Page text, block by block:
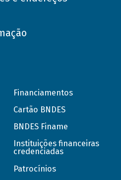
Financiamentos
Cartão BNDES
BNDES Finame
Instituições financeiras
credenciadas
Patrocínios